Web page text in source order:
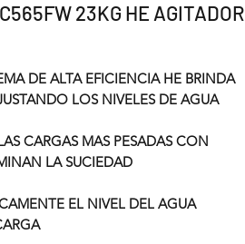
23KG HE AGITADOR
DE ALTA EFICIENCIA HE BRINDA
LOS NIVELES DE AGUA
CARGAS MAS PESADAS CON
LA SUCIEDAD
EL NIVEL DEL AGUA